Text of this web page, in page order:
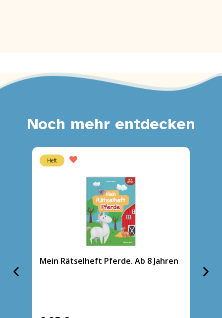
Noch mehr entdecken
Heft
Mein Rätselheft Pferde. Ab 8 Jahren